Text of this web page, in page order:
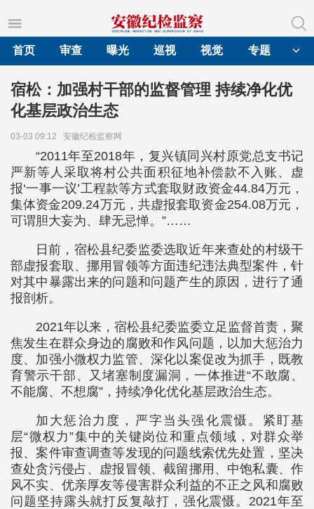
首页
审查 曝光 巡视 视觉 专题
宿松：加强村干部的监督管理 持续净化优
化基层政治生态
03-03 09:12 安徽纪检监察网
“2011年至2018年，复兴镇同兴村原党总支书记
严新等人采取将村公共面积征地补偿款不入账、虚
报‘一事一议’工程款等方式套取财政资金44.84万元，
集体资金209.24万元，共虚报套取资金254.08万元，
可谓胆大妄为、肆无忌惮。”……
日前，宿松县纪委监委选取近年来查处的村级干
部虚报套取、挪用冒领等方面违纪违法典型案件，针
对其中暴露出来的问题和问题产生的原因，进行了通
报剖析。
2021年以来，宿松县纪委监委立足监督首责，聚
焦发生在群众身边的腐败和作风问题，以加大惩治力
度、加强小微权力监管、深化以案促改为抓手，既教
育警示干部、又堵塞制度漏洞，一体推进“不敢腐、
不能腐、不想腐”，持续净化优化基层政治生态。
加大惩治力度，严字当头强化震慑。紧盯基
层“微权力”集中的关键岗位和重点领域，对群众举
报、案件审查调查等发现的问题线索优先处置，坚决
查处贪污侵占、虚报冒领、截留挪用、中饱私囊、作
风不实、优亲厚友等侵害群众利益的不正之风和腐败
问题坚持露头就打反复敲打，强化震慑。2021年至